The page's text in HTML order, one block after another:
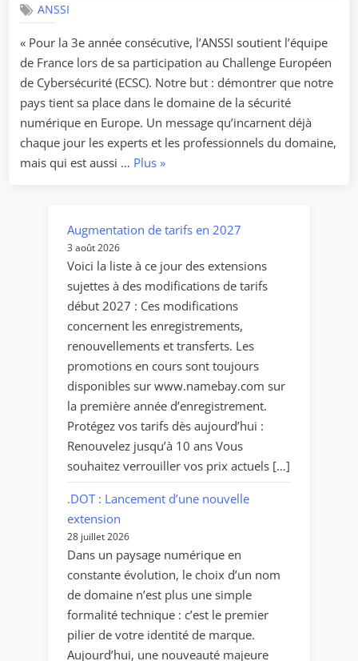
ANSSI
« Pour la 3e année consécutive, l’ANSSI soutient l’équipe
de France lors de sa participation au Challenge Européen
de Cybersécurité (ECSC). Notre but : démontrer que notre
pays tient sa place dans le domaine de la sécurité
numérique en Europe. Un message qu’incarnent déjà
chaque jour les experts et les professionnels du domaine,
mais qui est aussi … Plus« France
défi
qui
rassemble
tous
les
talents
! »
»
Augmentation de tarifs en 2027
3 août 2026
Voici la liste à ce jour des extensions
sujettes à des modifications de tarifs
début 2027 : Ces modifications
concernent les enregistrements,
renouvellements et transferts. Les
promotions en cours sont toujours
disponibles sur www.namebay.com sur
la première année d’enregistrement.
Protégez vos tarifs dès aujourd’hui :
Renouvelez jusqu’à 10 ans Vous
souhaitez verrouiller vos prix actuels […]
.DOT : Lancement d’une nouvelle
extension
28 juillet 2026
Dans un paysage numérique en
constante évolution, le choix d’un nom
de domaine n’est plus une simple
formalité technique : c’est le premier
pilier de votre identité de marque.
Aujourd’hui, une nouveauté majeure